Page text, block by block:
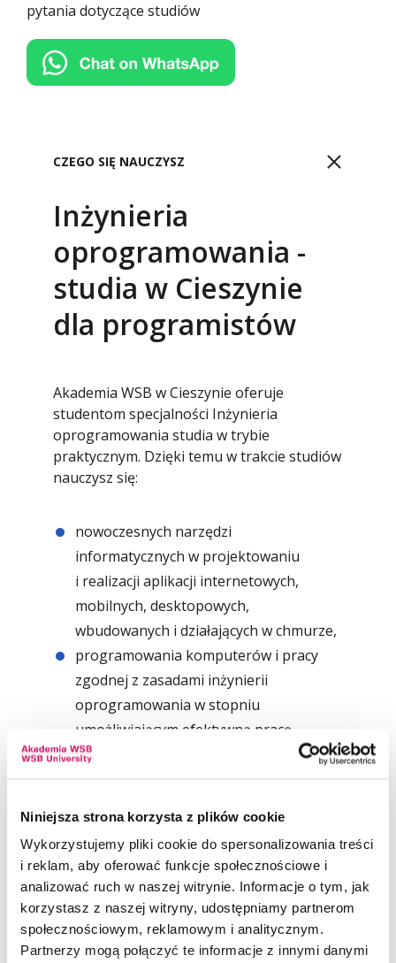
Niniejsza strona korzysta z plików cookie
Wykorzystujemy pliki cookie do spersonalizowania treści
i reklam, aby oferować funkcje społecznościowe i
analizować ruch w naszej witrynie. Informacje o tym, jak
korzystasz z naszej witryny, udostępniamy partnerom
społecznościowym, reklamowym i analitycznym.
Partnerzy mogą połączyć te informacje z innymi danymi
pytania dotyczące studiów
CZEGO SIĘ NAUCZYSZ
Inżynieria
oprogramowania -
studia w Cieszynie
dla programistów
Akademia WSB w Cieszynie oferuje
studentom specjalności Inżynieria
oprogramowania studia w trybie
praktycznym. Dzięki temu w trakcie studiów
nauczysz się:
nowoczesnych narzędzi
informatycznych w projektowaniu
i realizacji aplikacji internetowych,
mobilnych, desktopowych,
wbudowanych i działających w chmurze,
programowania komputerów i pracy
zgodnej z zasadami inżynierii
oprogramowania w stopniu
umożliwiającym efektywną pracę
w zespołach programistycznych,
i wbudowanych,
nowoczesnych i popularnych języków
programowania niezbędnych do
wytworzenia aplikacji dla wielu różnych
platform i architektur,
budowy, sposobów funkcjonowania